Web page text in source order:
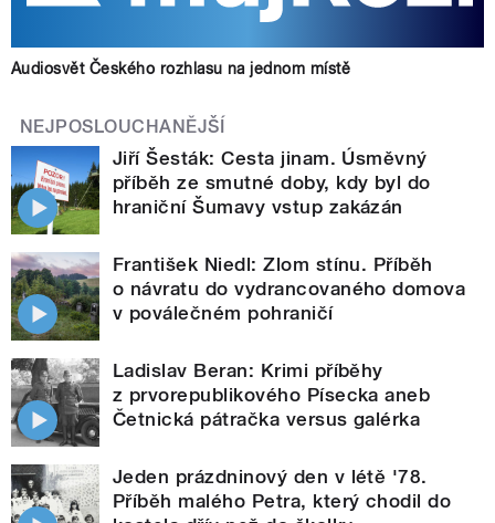
Audiosvět Českého rozhlasu na jednom místě
NEJPOSLOUCHANĚJŠÍ
Jiří Šesták: Cesta jinam. Úsměvný
příběh ze smutné doby, kdy byl do
hraniční Šumavy vstup zakázán
František Niedl: Zlom stínu. Příběh
o návratu do vydrancovaného domova
v poválečném pohraničí
Ladislav Beran: Krimi příběhy
z prvorepublikového Písecka aneb
Četnická pátračka versus galérka
Jeden prázdninový den v létě '78.
Příběh malého Petra, který chodil do